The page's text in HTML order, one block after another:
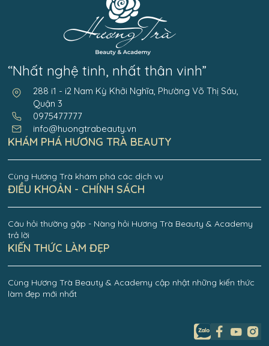
“Nhất nghệ tinh, nhất thân vinh”
288 i1 - i2 Nam Kỳ Khởi Nghĩa, Phường Võ Thị Sáu,
Quận 3
0975477777
info@huongtrabeauty.vn
KHÁM PHÁ HƯƠNG TRÀ BEAUTY
Cùng Hương Trà khám phá các dịch vụ
ĐIỀU KHOẢN - CHÍNH SÁCH
Câu hỏi thường gặp - Nàng hỏi Hương Trà Beauty & Academy
trả lời
KIẾN THỨC LÀM ĐẸP
Cùng Hương Trà Beauty & Academy cập nhật những kiến thức
làm đẹp mới nhất